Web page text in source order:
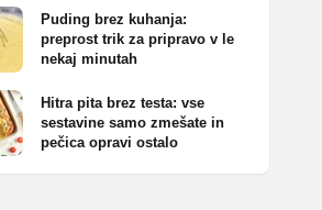
Puding brez kuhanja:
preprost trik za pripravo v le
nekaj minutah
Hitra pita brez testa: vse
sestavine samo zmešate in
pečica opravi ostalo